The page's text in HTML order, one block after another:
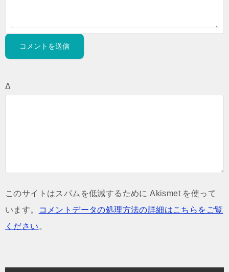
Δ
このサイトはスパムを低減するために Akismet を使って
います。
コメントデータの処理方法の詳細はこちらをご覧
ください 。